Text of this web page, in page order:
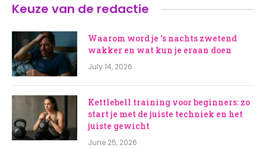
Keuze van de redactie
Waarom word je ‘s nachts zwetend
wakker en wat kun je eraan doen
July 14, 2026
Kettlebell training voor beginners: zo
start je met de juiste techniek en het
juiste gewicht
June 25, 2026